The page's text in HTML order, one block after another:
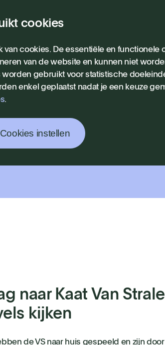
cookies
van cookies. De essentiële en functionele
van de website en kunnen niet
gebruikt voor statistische
enkel geplaatst nadat je een keuze
.
Cookies instellen
naar Kaat Van
kijken
de VS naar huis gespeeld en zijn